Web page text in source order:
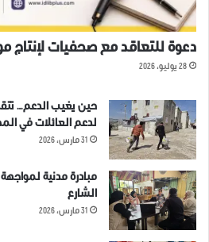
دعوة للتعاقد مع صحفيات لإنتاج
28 يوليو، 2026
حين يغيب الدعم…
لدعم العائلات في
31 مارس، 2026
مبادرة مدنية
الشارع
31 مارس، 2026